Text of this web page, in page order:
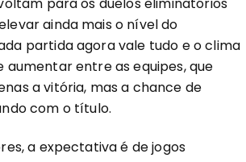
ainda mais o nível do
partida agora vale tudo e o clima
aumentar entre as equipes, que
a vitória, mas a chance de
com o título.
a expectativa é de jogos